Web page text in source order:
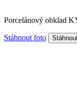
Porcelánový obklad
Stáhnout foto